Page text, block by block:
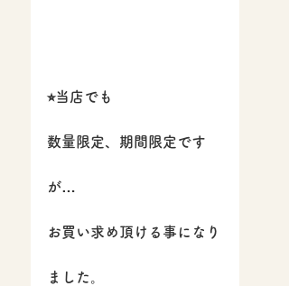
⭐︎当店でも
数量限定、期間限定です
が…
お買い求め頂ける事になり
ました。